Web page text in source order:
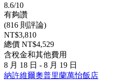
8.6/10
有夠讚
(816 則評論)
NT$3,810
總價 NT$4,529
含稅金和其他費用
8 月 18 日 - 8 月 19 日
納許維爾奧普里蘭萬怡飯店